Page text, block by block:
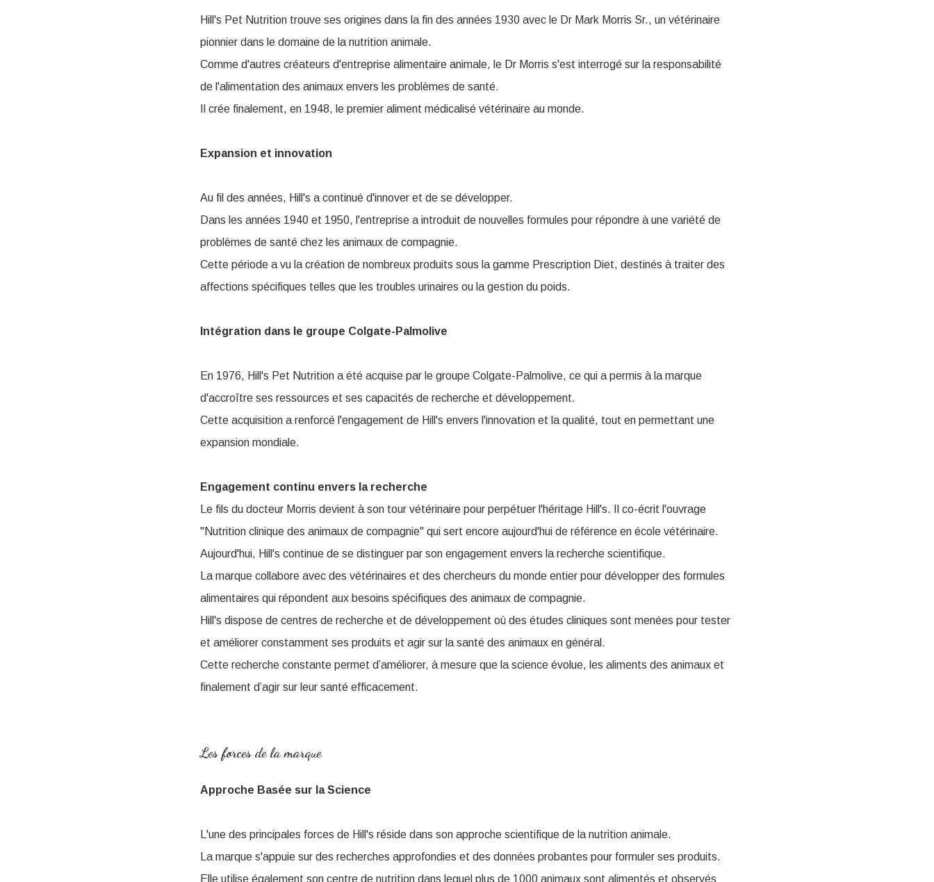
Hill's Pet Nutrition trouve ses origines dans la fin des années 1930 avec le Dr Mark Morris Sr., un vétérinaire
pionnier dans le domaine de la nutrition animale.
Comme d'autres créateurs d'entreprise alimentaire animale, le Dr Morris s'est interrogé sur la responsabilité
de l'alimentation des animaux envers les problèmes de santé.
Il crée finalement, en 1948, le premier aliment médicalisé vétérinaire au monde.
Expansion et innovation
Au fil des années, Hill's a continué d'innover et de se développer.
Dans les années 1940 et 1950, l'entreprise a introduit de nouvelles formules pour répondre à une variété de
problèmes de santé chez les animaux de compagnie.
Cette période a vu la création de nombreux produits sous la gamme Prescription Diet, destinés à traiter des
affections spécifiques telles que les troubles urinaires ou la gestion du poids.
Intégration dans le groupe Colgate-Palmolive
En 1976, Hill's Pet Nutrition a été acquise par le groupe Colgate-Palmolive, ce qui a permis à la marque
d'accroître ses ressources et ses capacités de recherche et développement.
Cette acquisition a renforcé l'engagement de Hill's envers l'innovation et la qualité, tout en permettant une
expansion mondiale.
Engagement continu envers la recherche
Le fils du docteur Morris devient à son tour vétérinaire pour perpétuer l'héritage Hill's. Il co-écrit l'ouvrage
"Nutrition clinique des animaux de compagnie" qui sert encore aujourd'hui de référence en école vétérinaire.
Aujourd'hui, Hill's continue de se distinguer par son engagement envers la recherche scientifique.
La marque collabore avec des vétérinaires et des chercheurs du monde entier pour développer des formules
alimentaires qui répondent aux besoins spécifiques des animaux de compagnie.
Hill's dispose de centres de recherche et de développement où des études cliniques sont menées pour tester
et améliorer constamment ses produits et agir sur la santé des animaux en général.
Cette recherche constante permet d’améliorer, à mesure que la science évolue, les aliments des animaux et
finalement d’agir sur leur santé efficacement.
Les forces de la marque
Approche Basée sur la Science
L'une des principales forces de Hill's réside dans son approche scientifique de la nutrition animale.
La marque s'appuie sur des recherches approfondies et des données probantes pour formuler ses produits.
Elle utilise également son centre de nutrition dans lequel plus de 1000 animaux sont alimentés et observés